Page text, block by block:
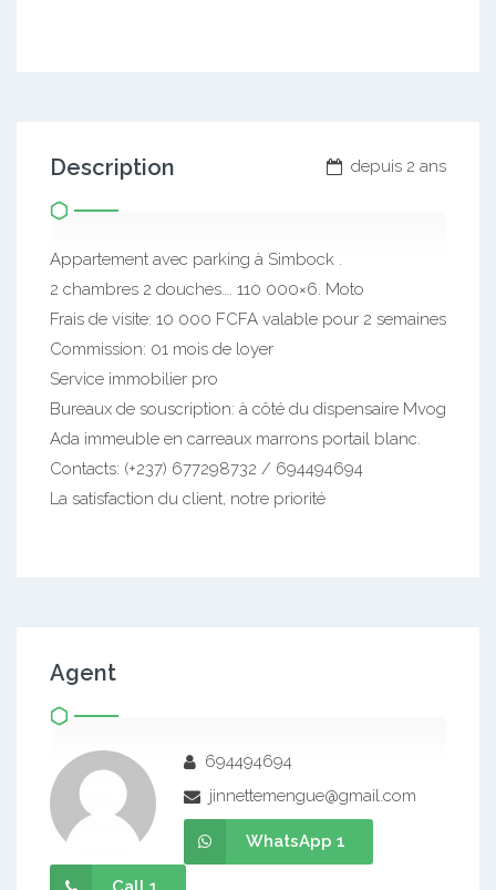
depuis 2 ans
Description
Appartement avec parking à Simbock .
2 chambres 2 douches…. 110 000×6. Moto
Frais de visite: 10 000 FCFA valable pour 2 semaines
Commission: 01 mois de loyer
Service immobilier pro
Bureaux de souscription: à côté du dispensaire Mvog
Ada immeuble en carreaux marrons portail blanc.
Contacts: (+237) 677298732 / 694494694
La satisfaction du client, notre priorité
Agent
694494694
jinnettemengue@gmail.com
WhatsApp 1